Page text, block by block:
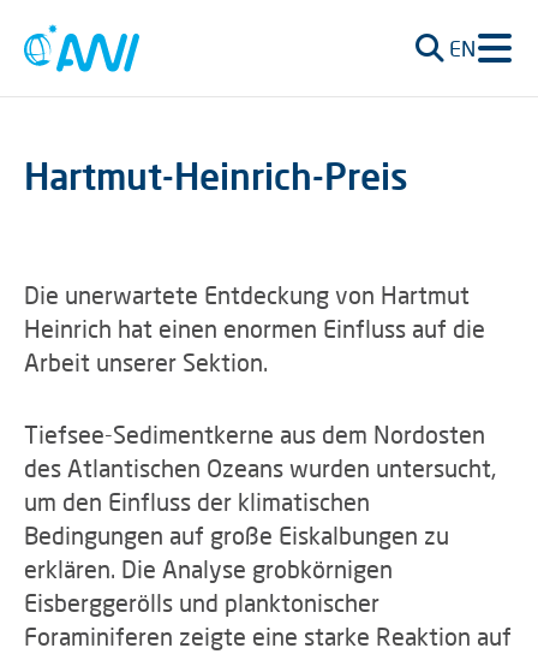
EN
Hartmut-Heinrich-Preis
Die unerwartete Entdeckung von Hartmut
Heinrich hat einen enormen Einfluss auf die
Arbeit unserer Sektion.
Tiefsee-Sedimentkerne aus dem Nordosten
des Atlantischen Ozeans wurden untersucht,
um den Einfluss der klimatischen
Bedingungen auf große Eiskalbungen zu
erklären. Die Analyse grobkörnigen
Eisberggerölls und planktonischer
Foraminiferen zeigte eine starke Reaktion auf